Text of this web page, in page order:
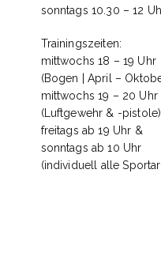
sonntags 10.30 – 12
Trainingszeiten:
mittwochs 18 – 19 Uhr
(Bogen | April –
mittwochs 19 – 20 Uhr
(Luftgewehr & -pistole)
freitags ab 19 Uhr &
sonntags ab 10 Uhr
(individuell alle